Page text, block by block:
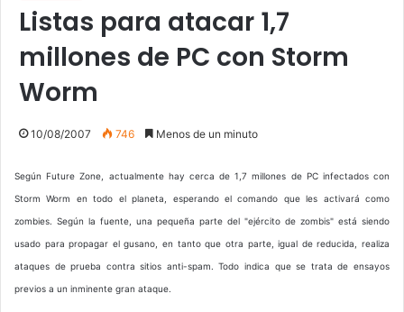
Listas para atacar 1,7
millones de PC con Storm
Worm
10/08/2007 746 Menos de un minuto
Según Future Zone, actualmente hay cerca de 1,7 millones de PC infectados con
Storm Worm en todo el planeta, esperando el comando que les activará como
zombies. Según la fuente, una pequeña parte del "ejército de zombis" está siendo
usado para propagar el gusano, en tanto que otra parte, igual de reducida, realiza
ataques de prueba contra sitios anti-spam. Todo indica que se trata de ensayos
previos a un inminente gran ataque.